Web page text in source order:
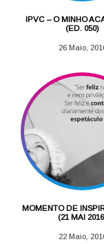
IPVC – O MINHO
(ED. 050)
26 Maio,
MOMENTO DE
(21 MAI
22 Maio,